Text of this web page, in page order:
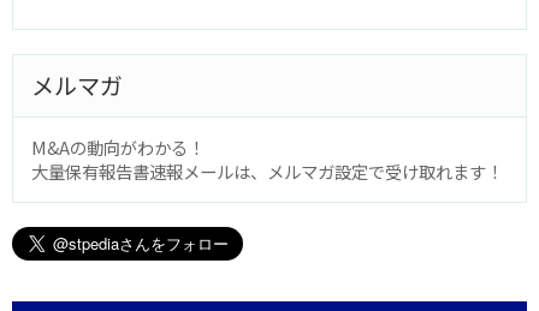
メルマガ
M&Aの動向がわかる！
大量保有報告書速報メールは、メルマガ設定で受け取れます！